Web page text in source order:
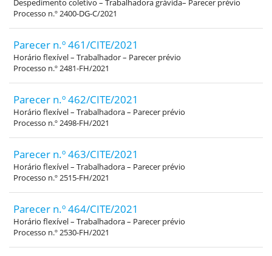
Despedimento coletivo – Trabalhadora grávida– Parecer prévio
Processo n.º 2400-DG-C/2021
Parecer n.º 461/CITE/2021
Horário flexível – Trabalhador – Parecer prévio
Processo n.º 2481-FH/2021
Parecer n.º 462/CITE/2021
Horário flexível – Trabalhadora – Parecer prévio
Processo n.º 2498-FH/2021
Parecer n.º 463/CITE/2021
Horário flexível – Trabalhadora – Parecer prévio
Processo n.º 2515-FH/2021
Parecer n.º 464/CITE/2021
Horário flexível – Trabalhadora – Parecer prévio
Processo n.º 2530-FH/2021